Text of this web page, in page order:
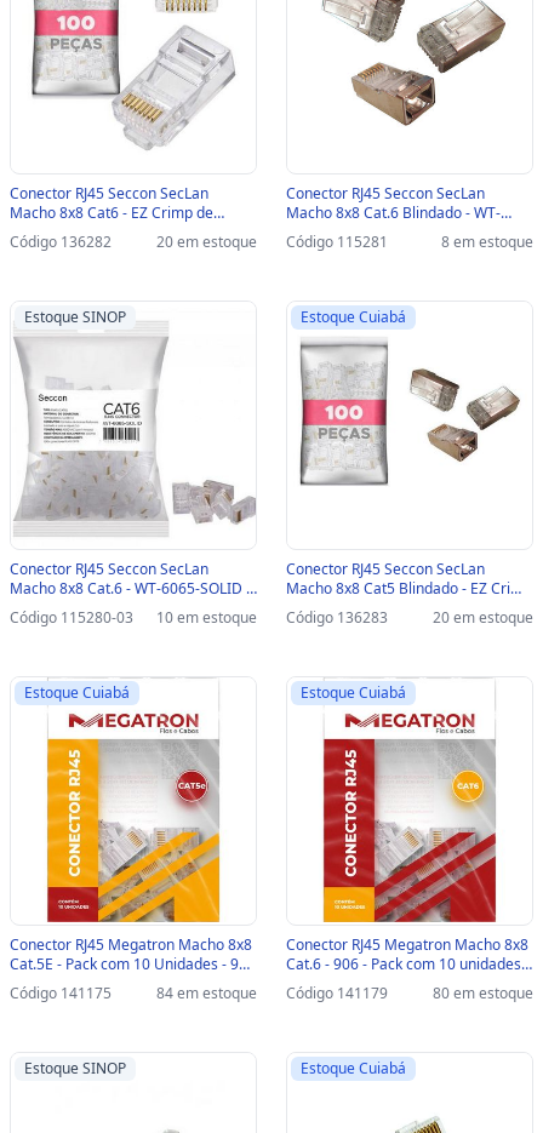
Conector RJ45 Seccon SecLan
Macho 8x8 Cat6 - EZ Crimp de
Passagem Vazado - WT-6086-C -
Pacote com 100 unidades - WT-
Código 136282 20 em estoque
Conector RJ45 Seccon SecLan
Macho 8x8 Cat.6 Blindado - WT-
6066-SOLID - Pacote com 100
unidades - WT-6066-SOLID
Código 115281 8 em estoque
Estoque SINOP
Conector RJ45 Seccon SecLan
Macho 8x8 Cat.6 - WT-6065-SOLID -
Pacote com 100 unidades-SINOP-03
- WT-6065-SOLID
Código 115280-03 10 em estoque
Estoque Cuiabá
Conector RJ45 Seccon SecLan
Macho 8x8 Cat5 Blindado - EZ Crimp
de Passagem Vazado - WT-6087-A -
Pacote com 100 unidades - WT-
Código 136283 20 em estoque
Estoque Cuiabá
Conector RJ45 Megatron Macho 8x8
Cat.5E - Pack com 10 Unidades - 900
- 900
Código 141175 84 em estoque
Estoque Cuiabá
Conector RJ45 Megatron Macho 8x8
Cat.6 - 906 - Pack com 10 unidades -
906
Código 141179 80 em estoque
Estoque SINOP Estoque Cuiabá